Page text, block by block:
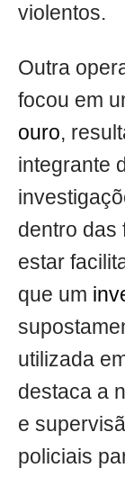
violentos.
Outra
focou em
ouro,
integrante
dentro das
estar
que um
utilizada
destaca a
e
policiais